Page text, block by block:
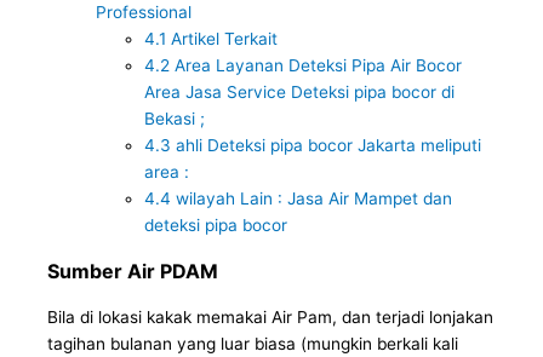
Professional
4.1 Artikel Terkait
4.2 Area Layanan Deteksi Pipa Air Bocor
Area Jasa Service Deteksi pipa bocor di
Bekasi ;
4.3 ahli Deteksi pipa bocor Jakarta meliputi
area :
4.4 wilayah Lain : Jasa Air Mampet dan
deteksi pipa bocor
Sumber Air PDAM
Bila di lokasi kakak memakai Air Pam, dan terjadi lonjakan
tagihan bulanan yang luar biasa (mungkin berkali kali